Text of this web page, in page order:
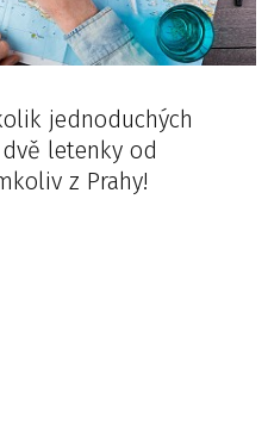
jednoduchých
letenky od
z Prahy!